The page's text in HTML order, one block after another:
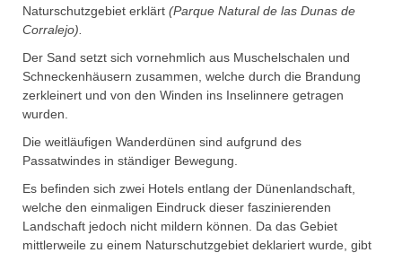
Naturschutzgebiet erklärt (Parque Natural de las Dunas de
Corralejo).
Der Sand setzt sich vornehmlich aus Muschelschalen und
Schneckenhäusern zusammen, welche durch die Brandung
zerkleinert und von den Winden ins Inselinnere getragen
wurden.
Die weitläufigen Wanderdünen sind aufgrund des
Passatwindes in ständiger Bewegung.
Es befinden sich zwei Hotels entlang der Dünenlandschaft,
welche den einmaligen Eindruck dieser faszinierenden
Landschaft jedoch nicht mildern können. Da das Gebiet
mittlerweile zu einem Naturschutzgebiet deklariert wurde, gibt